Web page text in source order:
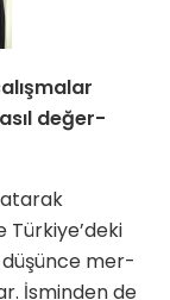
değer­
Türkiye’deki
düşünce mer­
İsminden de